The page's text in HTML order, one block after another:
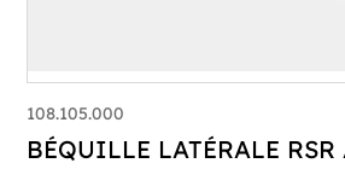
108.105.000
BÉQUILLE LATÉRALE RSR